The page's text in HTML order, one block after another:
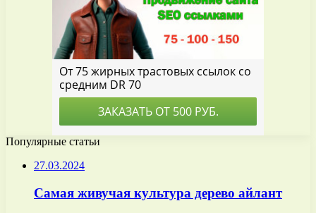
Популярные статьи
27.03.2024
Самая живучая культура дерево айлант